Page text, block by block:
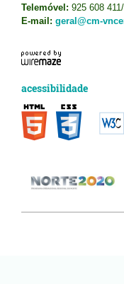
Telemóvel: 925 608
E-mail: geral@cm-
acessibilidade